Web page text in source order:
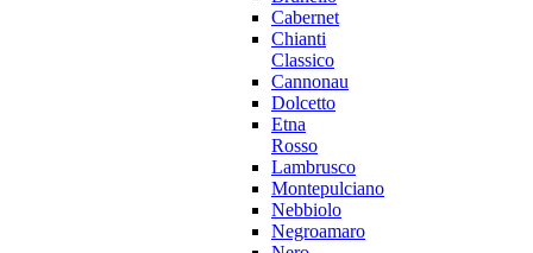
Cabernet
Chianti
Classico
Cannonau
Dolcetto
Etna
Rosso
Lambrusco
Montepulciano
Nebbiolo
Negroamaro